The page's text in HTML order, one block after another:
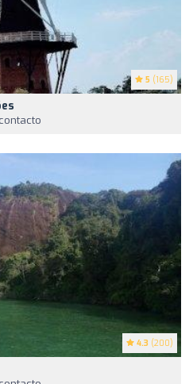
5 (165)
4.3 (200)